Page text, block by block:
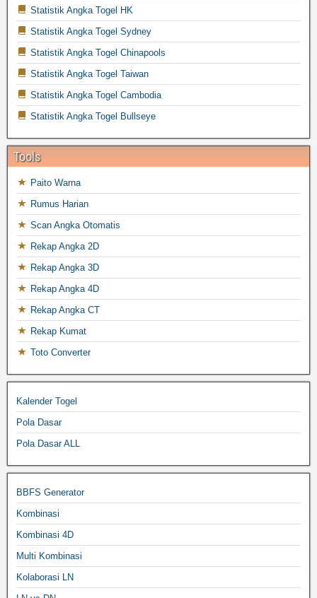
Statistik Angka Togel HK
Statistik Angka Togel Sydney
Statistik Angka Togel Chinapools
Statistik Angka Togel Taiwan
Statistik Angka Togel Cambodia
Statistik Angka Togel Bullseye
Tools
Paito Warna
Rumus Harian
Scan Angka Otomatis
Rekap Angka 2D
Rekap Angka 3D
Rekap Angka 4D
Rekap Angka CT
Rekap Kumat
Toto Converter
Kalender Togel
Pola Dasar
Pola Dasar ALL
BBFS Generator
Kombinasi
Kombinasi 4D
Multi Kombinasi
Kolaborasi LN